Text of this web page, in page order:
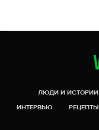
ЛЮДИ И ИСТОРИИ
ИНТЕРВЬЮ
РЕЦЕПТЫ